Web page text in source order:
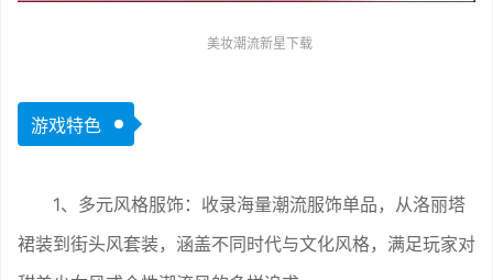
美妆潮流新星下载
游戏特色
1、多元风格服饰：收录海量潮流服饰单品，从洛丽塔
裙装到街头风套装，涵盖不同时代与文化风格，满足玩家对